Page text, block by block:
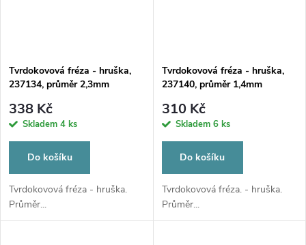
Tvrdokovová fréza - hruška,
237134, průměr 2,3mm
338 Kč
Skladem 4 ks
Do košíku
Tvrdokovová fréza - hruška.
Průměr...
Tvrdokovová fréza - hruška,
237140, průměr 1,4mm
310 Kč
Skladem 6 ks
Do košíku
Tvrdokovová fréza. - hruška.
Průměr...